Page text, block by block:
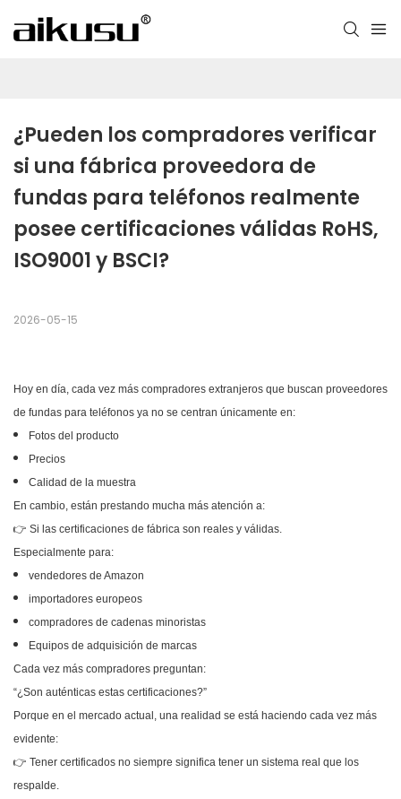
¿Pueden los compradores verificar
si una fábrica proveedora de
fundas para teléfonos realmente
posee certificaciones válidas RoHS,
ISO9001 y BSCI?
2026-05-15
Hoy en día, cada vez más compradores extranjeros que buscan proveedores
de fundas para teléfonos ya no se centran únicamente en:
Fotos del producto
Precios
Calidad de la muestra
En cambio, están prestando mucha más atención a:
👉 Si las certificaciones de fábrica son reales y válidas.
Especialmente para:
vendedores de Amazon
importadores europeos
compradores de cadenas minoristas
Equipos de adquisición de marcas
Cada vez más compradores preguntan:
“¿Son auténticas estas certificaciones?”
Porque en el mercado actual, una realidad se está haciendo cada vez más
evidente:
👉 Tener certificados no siempre significa tener un sistema real que los
respalde.